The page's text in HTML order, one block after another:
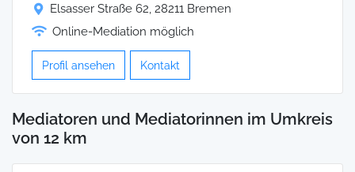
Elsasser Straße 62, 28211 Bremen
Online-Mediation möglich
Profil ansehen Kontakt
Mediatoren und Mediatorinnen im Umkreis
von 12 km